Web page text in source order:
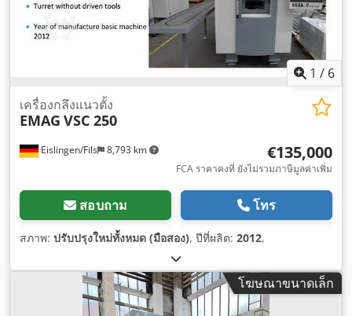
1 / 6
Eislingen/Fils 8,793 km
เครื่องกลึงแนวตั้ง
EMAG VSC 250
€135,000
FCA ราคาคงที่ ยังไม่รวมภาษีมูลค่าเพิ่ม
สอบถาม โทร
สภาพ: ปรับปรุงใหม่ทั้งหมด (มือสอง), ปีที่ผลิต: 2012,
โฆษณาขนาดเล็ก